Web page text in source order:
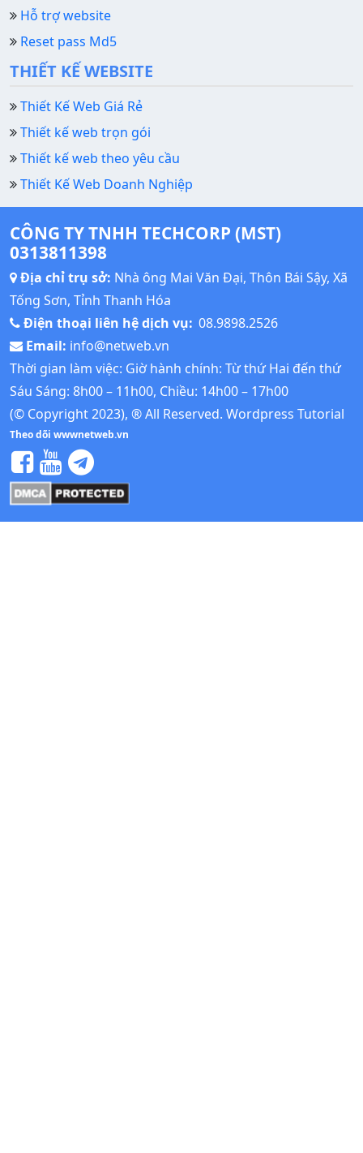
Hỗ trợ website
Reset pass Md5
THIẾT KẾ WEBSITE
Thiết Kế Web Giá Rẻ
Thiết kế web trọn gói
Thiết kế web theo yêu cầu
Thiết Kế Web Doanh Nghiệp
CÔNG TY TNHH TECHCORP (MST)
0313811398
Địa chỉ trụ sở: Nhà ông Mai Văn Đại, Thôn Bái Sậy, Xã
Tống Sơn, Tỉnh Thanh Hóa
Điện thoại liên hệ dịch vụ: 08.9898.2526
Email: info@netweb.vn
Thời gian làm việc: Giờ hành chính: Từ thứ Hai đến thứ
Sáu Sáng: 8h00 – 11h00, Chiều: 14h00 – 17h00
(© Copyright 2023), ® All Reserved. Wordpress Tutorial
Theo dõi wwwnetweb.vn